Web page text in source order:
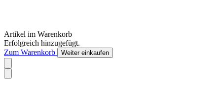
Artikel im Warenkorb
Erfolgreich hinzugefügt.
Zum Warenkorb
Weiter einkaufen